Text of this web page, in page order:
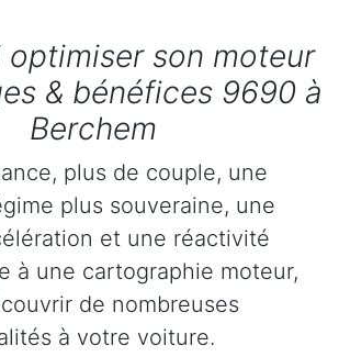
optimiser son moteur
& bénéfices 9690 à
Berchem
plus de couple, une
plus souveraine, une
et une réactivité
à une cartographie moteur,
de nombreuses
à votre voiture.